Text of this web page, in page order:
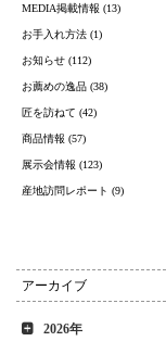
MEDIA掲載情報 (13)
お手入れ方法 (1)
お知らせ (112)
お薦めの逸品 (38)
匠を訪ねて (42)
商品情報 (57)
展示会情報 (123)
産地訪問レポート (9)
アーカイブ
2026年